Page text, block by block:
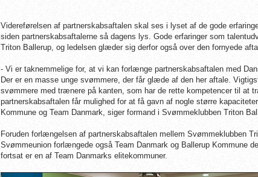
Videreførelsen af partnerskabsaftalen skal ses i lyset af de gode
siden partnerskabsaftalerne så dagens lys. Gode erfaringer som
Triton Ballerup, og ledelsen glæder sig derfor også over den fornyede
- Vi er taknemmelige for, at vi kan forlænge partnerskabsaftalen med
Der er en masse unge svømmere, der får glæde af den her aftale.
svømmere med trænere på kanten, som har de rette kompetencer til at
partnerskabsaftalen får mulighed for at få gavn af nogle større
Kommune og Team Danmark, siger formand i Svømmeklubben Triton
Foruden forlængelsen af partnerskabsaftalen mellem Svømmeklubben
Svømmeunion forlængede også Team Danmark og Ballerup Kommune
fortsat er en af Team Danmarks elitekommuner.